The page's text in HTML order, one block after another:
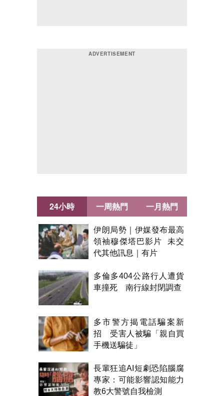
24小時
伊朗局勢｜伊媒發布最高
領袖穆傑塔巴影片 未交
代其他訊息｜有片
多倫多404公路行人遭貨
車撞死 南行線封閉調查
多市警方揭電話騙案新
招 受害人被騙「親自買
手機送騙徒」
長輩狂追AI短劇恐陷腦腐
專家：可能影響認知能力
教6大警號自我檢測
一周熱門 一月熱門